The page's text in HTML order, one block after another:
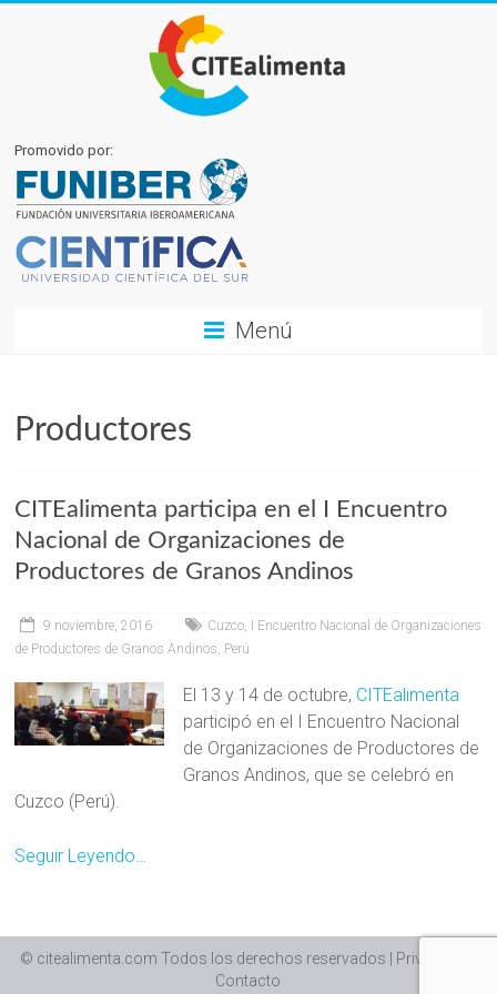
Promovido por:
Menú
Productores
CITEalimenta participa en el I Encuentro
Nacional de Organizaciones de
Productores de Granos Andinos
9 noviembre, 2016 Cuzco,
I Encuentro Nacional de Organizaciones
de Productores de Granos Andinos, Perú
El 13 y 14 de octubre, CITEalimenta
participó en el I Encuentro Nacional
de Organizaciones de Productores de
Granos Andinos, que se celebró en
Cuzco (Perú).
Seguir Leyendo…
© citealimenta.com Todos los derechos reservados | Privacidad |
Contacto